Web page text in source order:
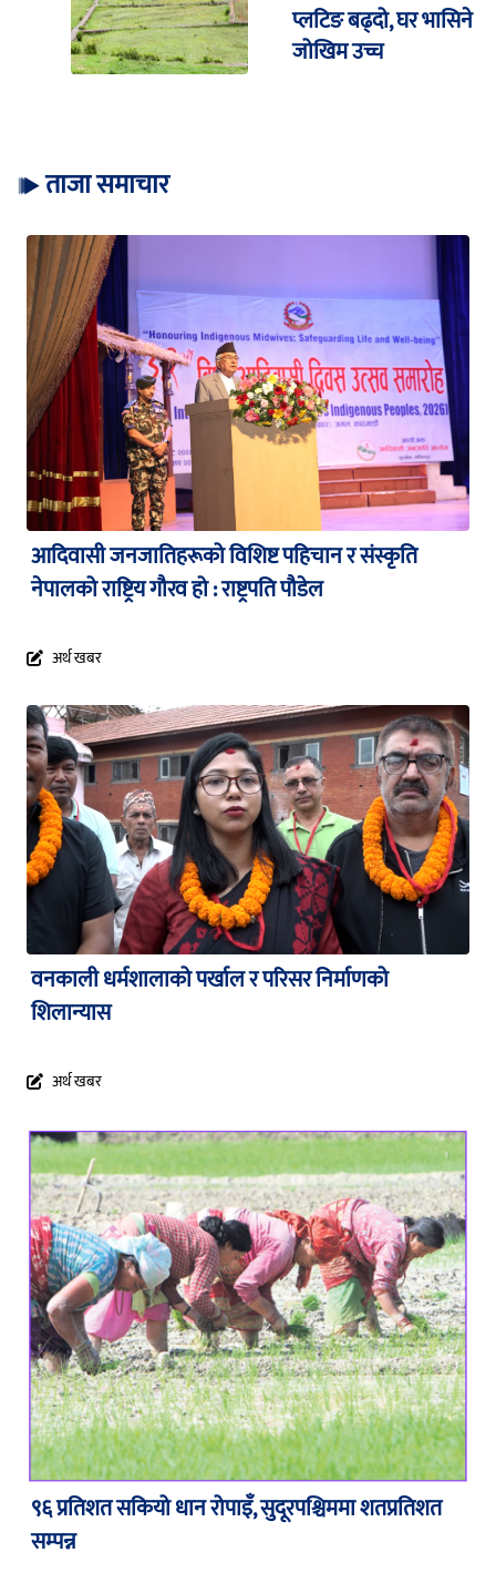
प्लटिङ बढ्दो, घर भासिने
जोखिम उच्च
ताजा समाचार
आदिवासी जनजातिहरूको विशिष्ट पहिचान र संस्कृति
नेपालको राष्ट्रिय गौरव हो : राष्ट्रपति पौडेल
अर्थ खबर
वनकाली धर्मशालाको पर्खाल र परिसर निर्माणको
शिलान्यास
अर्थ खबर
९६ प्रतिशत सकियो धान रोपाइँ, सुदूरपश्चिममा शतप्रतिशत
सम्पन्न